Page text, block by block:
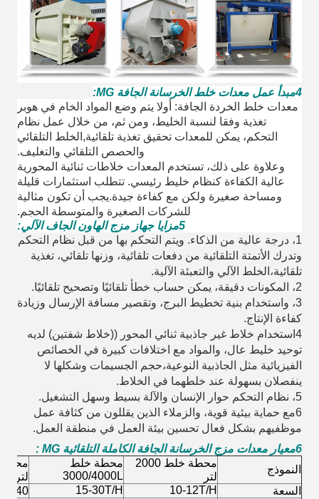
4مبدأ عمل معدات خلط الخرسانة الجافة MG:
معدات خلط الخردة الجافة: أولا يتم وضع المواد الخام في هوبر
تغذية وفقا لنسبة الخليط، ومن ثم، من خلال عمل نظام
التحكم، يمكن للمعدات تحقيق تغذية تلقائية,الخلط التلقائي
والحصص التلقائي والتغليف.
وعلاوة على ذلك، تستخدم المعدات خلاطات ثنائية المحورية
عالية الكفاءة كنظام خليط رئيسي. تتطلب استثمارات قليلة
ومساحة صغيرة ولكن مع كفاءة جيدة.يجب أن تكون مثالية
للشركات الصغيرة والمتوسطة الحجم.
5مزايا جهاز مزج الهاون الجاف الآلي:
1، درجة عالية من الذكاء. ويتم التحكم بها من قبل نظام التحكم
وتدرك الأتمتة التلقائية من دفعات تلقائية، وزنها تلقائي، تغذية
تلقائية،الخلط الآلي والتعبئة الآلية.
2، المكونات دقيقة، يمكن حساب خطأ تلقائيًا وتصحيح تلقائيًا.
3، واستخدام بنية تخطيط البرج، وتقصير مسافة الإرسال وزيادة
كفاءة الإنتاج.
4استخدام خلاط غير جاذبية ثنائي المحور ((خلاط شفتين) لديه
توحيد خليط عال، والمواد مع اختلافات كبيرة في الخصائص
الفيزيائية مثل الجاذبية النوعية،حجم الجسيمات وشكلها لا
ينفصلان بسهولة عند خلطهما في الخلاط.
5، نظام التحكم حوار الإنسان والآلة بسيط وسهل التشغيل.
6مع حماية بيئية قوية، والزملاء الذين يقللون من كثافة عمل
موظفيهم بشكل فعال تحسين بيئة العمل في منطقة العمل.
6معيار معدات مزج الخرسانة الجافة الكاملة التلقائية MG
:
النموذج
محطة خلط 2000
لتر
محطة خلط
3000/4000L
لتر
السعة
10-12T/H
15-30T/H
30-40 طن/ساعة